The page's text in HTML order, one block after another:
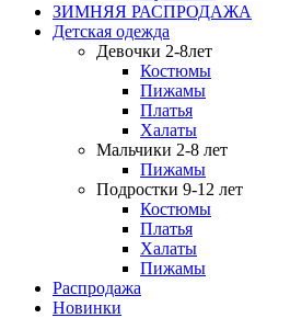
ЗИМНЯЯ РАСПРОДАЖА
Детская одежда
Девочки 2-8лет
Костюмы
Пижамы
Платья
Халаты
Мальчики 2-8 лет
Пижамы
Подростки 9-12 лет
Костюмы
Платья
Халаты
Пижамы
Распродажа
Новинки